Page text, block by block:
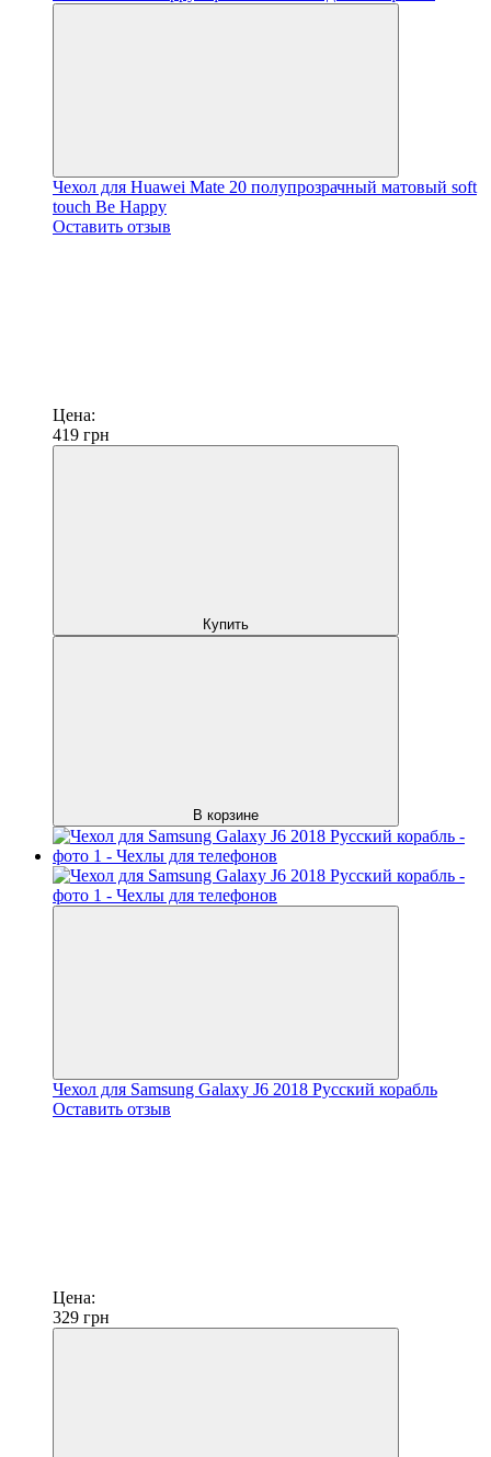
Чехол для Huawei Mate 20 полупрозрачный матовый soft
touch Be Happy
Оставить отзыв
Цена:
419 грн
Купить
В корзине
Чехол для Samsung Galaxy J6 2018 Русский корабль
Оставить отзыв
Цена:
329 грн